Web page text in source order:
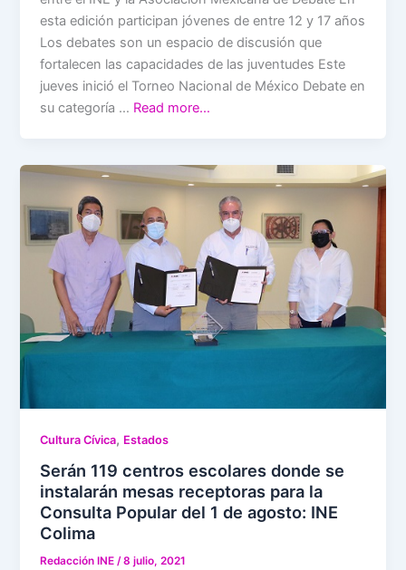
esta edición participan jóvenes de entre 12 y 17 años
Los debates son un espacio de discusión que
fortalecen las capacidades de las juventudes Este
jueves inició el Torneo Nacional de México Debate en
su categoría … Read more…
Cultura Cívica, Estados
Serán 119 centros escolares donde se
instalarán mesas receptoras para la
Consulta Popular del 1 de agosto: INE
Colima
Redacción INE/8 julio, 2021